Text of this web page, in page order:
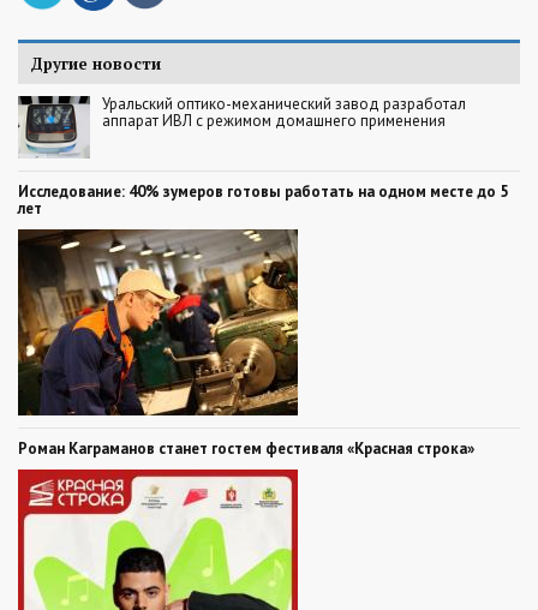
Другие новости
Уральский оптико-механический завод разработал
аппарат ИВЛ с режимом домашнего применения
Исследование: 40% зумеров готовы работать на одном месте до 5
лет
Роман Каграманов станет гостем фестиваля «Красная строка»